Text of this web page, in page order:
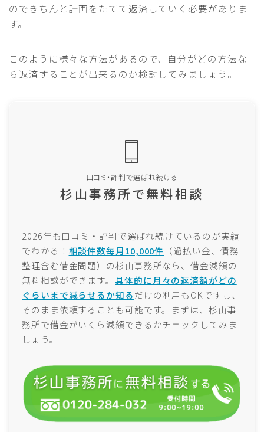
のできちんと計画をたてて返済していく必要がありま
す。
このように様々な方法があるので、自分がどの方法な
ら返済することが出来るのか検討してみましょう。
口コミ・評判で選ばれ続ける
杉山事務所で無料相談
2026年も口コミ・評判で選ばれ続けているのが実績
でわかる！ 相談件数毎月10,000件 （過払い金、債務
整理含む借金問題）の杉山事務所なら、借金減額の
無料相談ができます。 具体的に月々の返済額がどの
ぐらいまで減らせるか知るだけの利用もOKですし、
そのまま依頼することも可能です。まずは、杉山事
務所で借金がいくら減額できるかチェックしてみま
しょう。